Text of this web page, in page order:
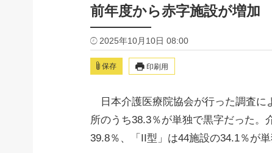
前年度から赤字施設が増加
2025年10月10日 08:00
保存 印刷用
日本介護医療院協会が行った調査に
所のうち38.3％が単独で黒字だった。
39.8％、「II型」は44施設の34.1％が